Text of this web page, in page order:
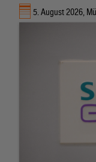
5. August 2026,